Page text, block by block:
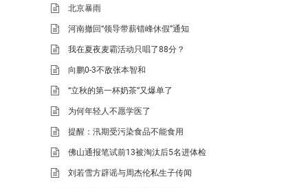
北京暴雨
河南撤回“领导带薪错峰休假”通知
我在夏夜麦霸活动只唱了88分？
向鹏0-3不敌张本智和
“立秋的第一杯奶茶”又爆单了
为何年轻人不愿学医了
提醒：汛期受污染食品不能食用
佛山通报笔试前13被淘汰后5名进体检
刘若雪方辟谣与周杰伦私生子传闻